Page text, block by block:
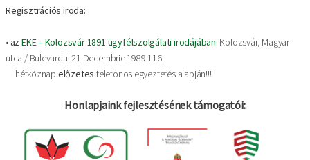
Regisztrációs iroda:
• az EKE – Kolozsvár 1891 ügyfélszolgálati irodájában: Kolozsvár, Magyar
utca / Bulevardul 21 Decembrie 1989 116.
hétköznap előzetes telefonos egyeztetés alapján!!!
Honlapjaink fejlesztésének támogatói: